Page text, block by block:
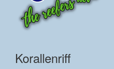
Korallenriff